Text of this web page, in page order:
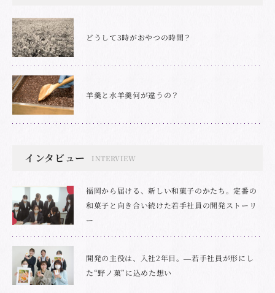
どうして3時がおやつの時間？
羊羹と水羊羹何が違うの？
インタビュー INTERVIEW
福岡から届ける、新しい和菓子のかたち。定番の
和菓子と向き合い続けた若手社員の開発ストーリ
ー
開発の主役は、入社2年目。―若手社員が形にし
た“野ノ菓”に込めた想い